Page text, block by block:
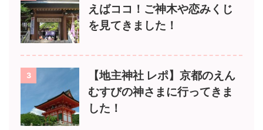
えばココ！ご神木や恋みくじ
を見てきました！
3
【地主神社 レポ】京都のえん
むすびの神さまに行ってきま
した！